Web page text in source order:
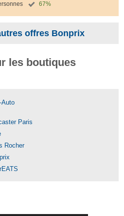
67%
offres Bonprix
les boutiques
Auto
Paris
Rocher